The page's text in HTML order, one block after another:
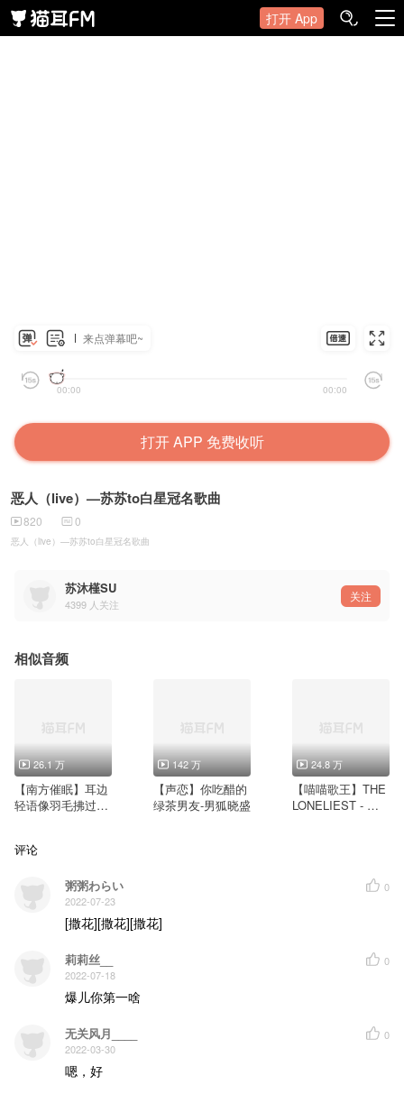
打开 App
来点弹幕吧~
00:00 00:00
打开 APP 免费收听
恶人（live）—苏苏to白星冠名歌曲
820 0
恶人（live）—苏苏to白星冠名歌曲
苏沐槿SU
4399 人关注
关注
相似音频
26.1 万
【南方催眠】耳边
轻语像羽毛拂过心
142 万
【声恋】你吃醋的
绿茶男友-男狐晓盛
24.8 万
【喵喵歌王】THE
LONELIEST - 黑
评论
粥粥わらい
2022-07-23
0
[撒花][撒花][撒花]
莉莉丝__
2022-07-18
0
爆儿你第一啥
无关风月____
2022-03-30
0
嗯，好